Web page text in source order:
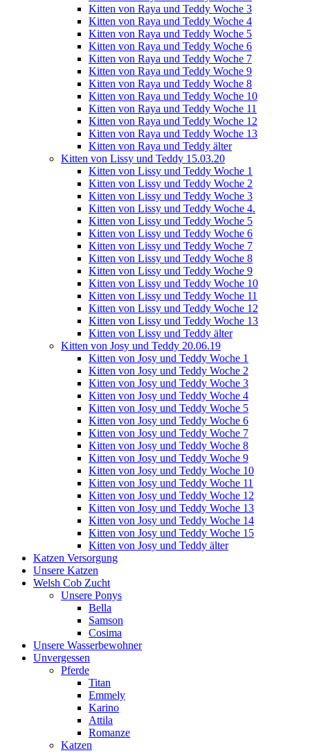
Kitten von Raya und Teddy Woche 3
Kitten von Raya und Teddy Woche 4
Kitten von Raya und Teddy Woche 5
Kitten von Raya und Teddy Woche 6
Kitten von Raya und Teddy Woche 7
Kitten von Raya und Teddy Woche 9
Kitten von Raya und Teddy Woche 8
Kitten von Raya und Teddy Woche 10
Kitten von Raya und Teddy Woche 11
Kitten von Raya und Teddy Woche 12
Kitten von Raya und Teddy Woche 13
Kitten von Raya und Teddy älter
Kitten von Lissy und Teddy 15.03.20
Kitten von Lissy und Teddy Woche 1
Kitten von Lissy und Teddy Woche 2
Kitten von Lissy und Teddy Woche 3
Kitten von Lissy und Teddy Woche 4.
Kitten von Lissy und Teddy Woche 5
Kitten von Lissy und Teddy Woche 6
Kitten von Lissy und Teddy Woche 7
Kitten von Lissy und Teddy Woche 8
Kitten von Lissy und Teddy Woche 9
Kitten von Lissy und Teddy Woche 10
Kitten von Lissy und Teddy Woche 11
Kitten von Lissy und Teddy Woche 12
Kitten von Lissy und Teddy Woche 13
Kitten von Lissy und Teddy älter
Kitten von Josy und Teddy 20.06.19
Kitten von Josy und Teddy Woche 1
Kitten von Josy und Teddy Woche 2
Kitten von Josy und Teddy Woche 3
Kitten von Josy und Teddy Woche 4
Kitten von Josy und Teddy Woche 5
Kitten von Josy und Teddy Woche 6
Kitten von Josy und Teddy Woche 7
Kitten von Josy und Teddy Woche 8
Kitten von Josy und Teddy Woche 9
Kitten von Josy und Teddy Woche 10
Kitten von Josy und Teddy Woche 11
Kitten von Josy und Teddy Woche 12
Kitten von Josy und Teddy Woche 13
Kitten von Josy und Teddy Woche 14
Kitten von Josy und Teddy Woche 15
Kitten von Josy und Teddy älter
Katzen Versorgung
Unsere Katzen
Welsh Cob Zucht
Unsere Ponys
Bella
Samson
Cosima
Unsere Wasserbewohner
Unvergessen
Pferde
Titan
Emmely
Karino
Attila
Romanze
Katzen